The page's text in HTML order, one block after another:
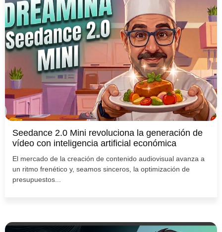
Seedance 2.0 Mini revoluciona la generación de
vídeo con inteligencia artificial económica
El mercado de la creación de contenido audiovisual avanza a
un ritmo frenético y, seamos sinceros, la optimización de
presupuestos...